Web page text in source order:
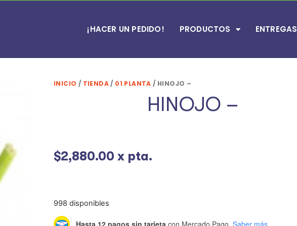
¡HACER UN PEDIDO! PRODUCTOS ENTREGAS
INICIO / TIENDA/ 01 PLANTA / HINOJO –
HINOJO –
$2,880.00 x pta.
998 disponibles
Hasta 12 pagos sin tarjeta con Mercado Pago. Saber más